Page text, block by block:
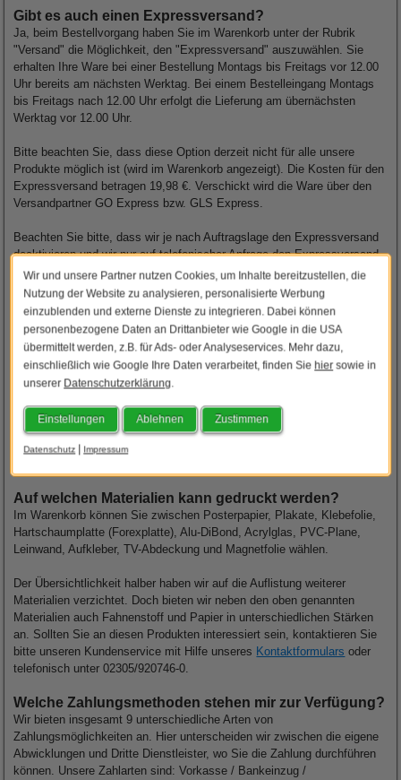
Gibt es auch einen Expressversand?
Ja, beim Bestellvorgang haben Sie im Warenkorb unter der Rubrik
"Versand" die Möglichkeit, den "Expressversand" auszuwählen. Sie
erhalten Ihre Ware bei einer Bestellung Montags bis Freitags vor 12.00
Uhr bereits am nächsten Werktag. Bei einem Bestelleingang Montags
bis Freitags nach 12.00 Uhr erfolgt die Lieferung am übernächsten
Werktag vor 12.00 Uhr.
Bitte beachten Sie, dass diese Option derzeit nicht für alle unsere
Produkte möglich ist (wird im Warenkorb angezeigt). Die Kosten für den
Expressversand betragen 19,98 €. Verschickt wird die Ware über den
Versandpartner GO Express bzw. GLS Express.
Beachten Sie bitte, dass wir je nach Auftragslage den Expressversand
deaktivieren und wir nur auf telefonischer Anfrage den Expressversand
vornehmen können.
Welche Dateiformate kann ich verwenden?
Sie können die Dateiformate JPG (jpg, jpeg, jpe), TIFF (tif, tiff), PNG,
BMP, PSD, und PDF verwenden. Bitte beachten Sie, dass bei
PDF Dateien
nur die angezeigte Vorschau, also die erste
Seite, gedruckt wird. Auch können SiePSD Dateien(Adobe Photoshop)
hochladen. Achten Sie hier besonders auf die Vorschau, ob auch alle
Ebenen, die Sie drucken lassen möchten, sichtbar sind.
Auf welchen Materialien kann gedruckt werden?
Im Warenkorb können Sie zwischen Posterpapier, Plakate, Klebefolie,
Hartschaumplatte (Forexplatte), Alu-DiBond,Acrylglas, PVC-Plane,
Leinwand, Aufkleber, TV-Abdeckung und Magnetfolie wählen.
Der Übersichtlichkeit halber haben wir auf die Auflistung weiterer
Materialien verzichtet. Doch bieten wir neben den oben genannten
Materialien auch Fahnenstoff und Papier in unterschiedlichen Stärken
an. Sollten Sie an diesen Produkten interessiert sein, kontaktieren Sie
bitte unseren Kundenservice mit Hilfe unseres Kontaktformulars oder
telefonisch unter 02305/920746-0.
Welche Zahlungsmethoden stehen mir zur Verfügung?
Wir bieten insgesamt 9 unterschiedliche Arten von
Zahlungsmöglichkeiten an. Hier unterscheiden wir zwischen die eigene
Abwicklungen und Dritte Dienstleister, wo Sie die Zahlung durchführen
können. Unsere Zahlarten sind: Vorkasse / Bankeinzug /
Wir und unsere Partner nutzen Cookies, um Inhalte bereitzustellen, die
Nutzung der Website zu analysieren, personalisierte Werbung
einzublenden und externe Dienste zu integrieren. Dabei können
personenbezogene Daten an Drittanbieter wie Google in die USA
übermittelt werden, z.B. für Ads- oder Analyseservices. Mehr dazu,
einschließlich wie Google Ihre Daten verarbeitet, finden Sie hier sowie in
unserer Datenschutzerklärung.
Einstellungen Ablehnen Zustimmen
Datenschutz | Impressum